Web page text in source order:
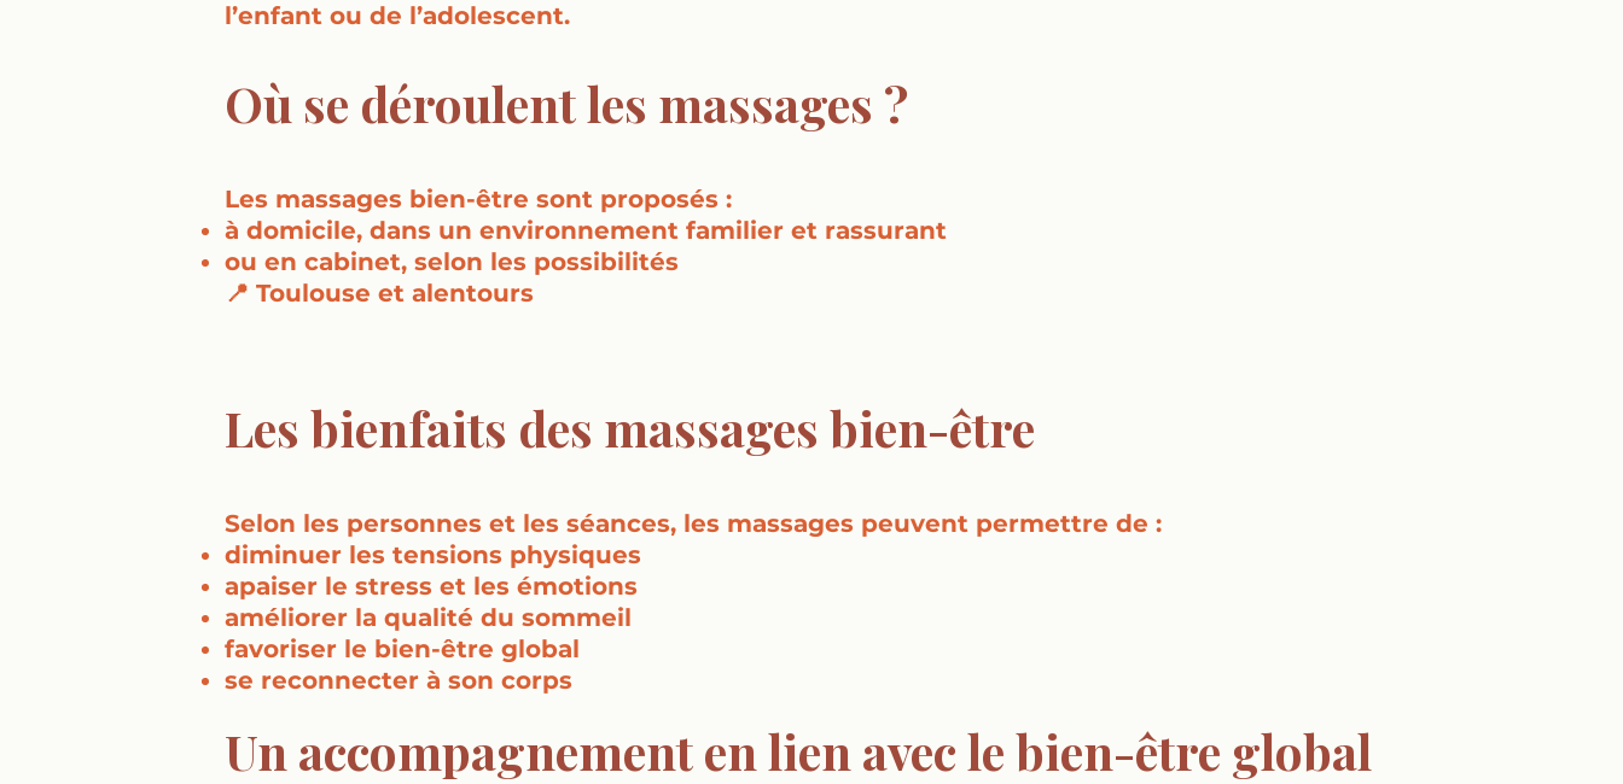
l’enfant ou de l’adolescent.
Où se déroulent les massages ?
Les massages bien-être sont proposés :
à domicile, dans un environnement familier et rassurant
ou en cabinet, selon les possibilités
📍 Toulouse et alentours
Les bienfaits des massages bien-être
Selon les personnes et les séances, les massages peuvent permettre de :
diminuer les tensions physiques
apaiser le stress et les émotions
améliorer la qualité du sommeil
favoriser le bien-être global
se reconnecter à son corps
Un accompagnement en lien avec le bien-être global